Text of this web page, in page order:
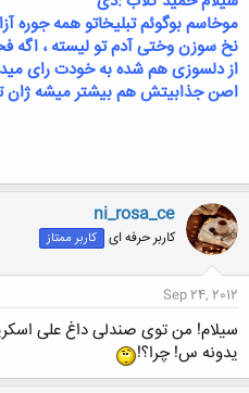
موخاسم بوگوئم تبلیخاتو همه جوره
نخ سوزن وختی آدم تو لیسته ، اگه
از دلسوزی هم شده به خودت رای
اصن جذابیتش هم بیشتر میشه ژان
ni_rosa_ce
کاربر حرفه ای کاربر ممتاز
Sep 24, 2012
سیلام! من توی صندلی داغ علی
یدونه س! چرا؟!